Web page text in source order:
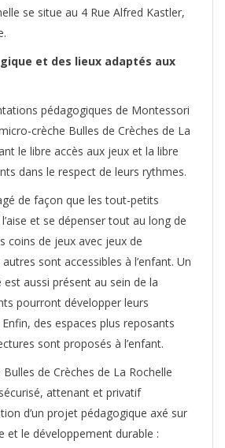
se situe au 4 Rue Alfred Kastler,
et des lieux adaptés aux
pédagogiques de Montessori
crèche Bulles de Crèches de La
le libre accès aux jeux et la libre
dans le respect de leurs rythmes.
de façon que les tout-petits
et se dépenser tout au long de
coins de jeux avec jeux de
sont accessibles à l’enfant. Un
aussi présent au sein de la
pourront développer leurs
des espaces plus reposants
sont proposés à l’enfant.
de Crèches de La Rochelle
attenant et privatif
d’un projet pédagogique axé sur
et le développement durable :